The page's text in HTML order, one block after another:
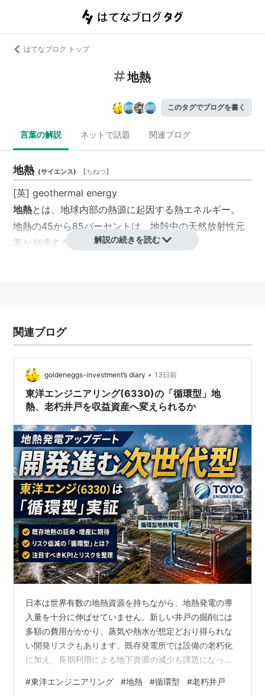
はてなブログ トップ
地熱
このタグでブログを書く
言葉の解説 ネットで話題 関連ブログ
地熱 (サイエンス) 【ちねつ】
[英] geothermal energy
地熱とは、地球内部の熱源に起因する熱エネルギー。
地熱の45から85パーセントは、地殻中の天然放射性元
素が崩壊する時の熱に由来する。
また、我々が直接得ることができる、地熱の熱源はマグ
マで、火山地域で局所的に著しく高温の噴気・温泉現象
がみられることを指す場合もある。
解説の続きを読む
関連ブログ
goldeneggs-investment’s diary • 13日前
東洋エンジニアリング(6330)の「循環型」地
熱、老朽井戸を収益資産へ変えられるか
日本は世界有数の地熱資源を持ちながら、地熱発電の導
入量を十分に伸ばせていません。新しい井戸の掘削には
多額の費用がかかり、蒸気や熱水が想定どおり得られな
い開発リスクもあります。既存発電所では設備の老朽化
に加え、長期利用による地下資源の減少も課題になって
るのが、地下水や蒸気を直接くみ上げず、井戸の内部で
#東洋エンジニアリング #地熱 #循環型 #老朽井戸